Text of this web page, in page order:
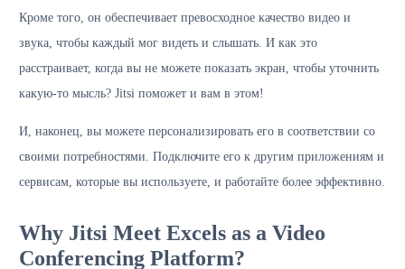
Кроме того, он обеспечивает превосходное качество видео и
звука, чтобы каждый мог видеть и слышать. И как это
расстраивает, когда вы не можете показать экран, чтобы уточнить
какую-то мысль? Jitsi поможет и вам в этом!
И, наконец, вы можете персонализировать его в соответствии со
своими потребностями. Подключите его к другим приложениям и
сервисам, которые вы используете, и работайте более эффективно.
Why Jitsi Meet Excels as a Video
Conferencing Platform?